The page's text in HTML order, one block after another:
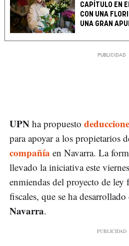
CAPÍTULO EN
CON UNA
UNA GRAN
UPN ha propuesto
para apoyar a los propietarios
compañía en Navarra. La
llevado la iniciativa este
enmiendas del proyecto de ley
fiscales, que se ha desarrollado
Navarra.